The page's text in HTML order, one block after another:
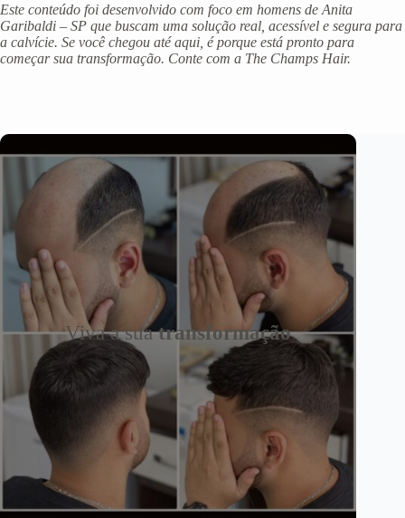
Este conteúdo foi desenvolvido com foco em homens de Anita
Garibaldi – SP que buscam uma solução real, acessível e segura para
a calvície. Se você chegou até aqui, é porque está pronto para
começar sua transformação. Conte com a The Champs Hair.
Viva a suatransformação